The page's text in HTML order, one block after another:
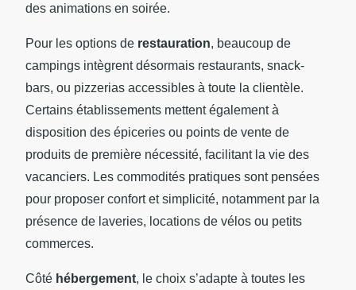
des animations en soirée.
Pour les options de restauration, beaucoup de
campings intègrent désormais restaurants, snack-
bars, ou pizzerias accessibles à toute la clientèle.
Certains établissements mettent également à
disposition des épiceries ou points de vente de
produits de première nécessité, facilitant la vie des
vacanciers. Les commodités pratiques sont pensées
pour proposer confort et simplicité, notamment par la
présence de laveries, locations de vélos ou petits
commerces.
Côté hébergement, le choix s’adapte à toutes les